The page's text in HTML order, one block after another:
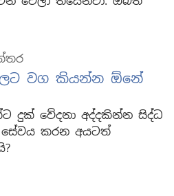
වග කියන්න ඕනේ
දුක් වේදනා අද්දකින්න සිද්ධ
සේවය කරන අයටත්